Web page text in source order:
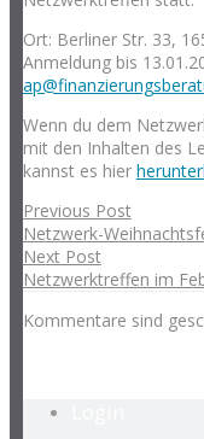
Ort: Berliner Str. 33,
Anmeldung bis
Wenn du dem
mit den Inhalten des
kannst es hier
Previous Post
Netzwerk-
Next Post
Netzwerktreffen im
Kommentare sind